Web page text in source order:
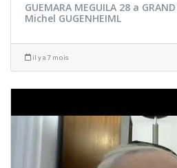
GUEMARA MEGUILA 28 a
Michel GUGENHEIML
il y a 7 mois